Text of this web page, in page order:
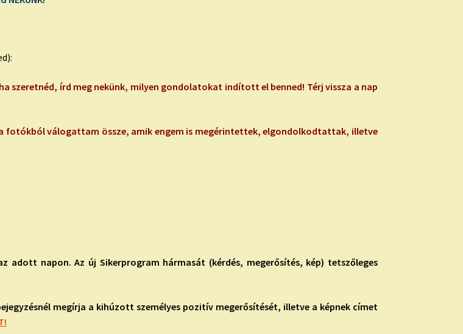
szeretnéd, írd meg nekünk, milyen gondolatokat indított el benned! Térj vissza a nap
fotókból válogattam össze, amik engem is megérintettek, elgondolkodtattak, illetve
adott napon. Az új Sikerprogram hármasát (kérdés, megerősítés, kép) tetszőleges
megírja a kihúzott személyes pozitív megerősítését, illetve a képnek címet